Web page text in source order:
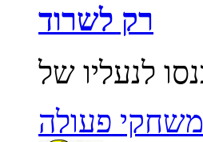
רק לשרוד
משחקי פעולה